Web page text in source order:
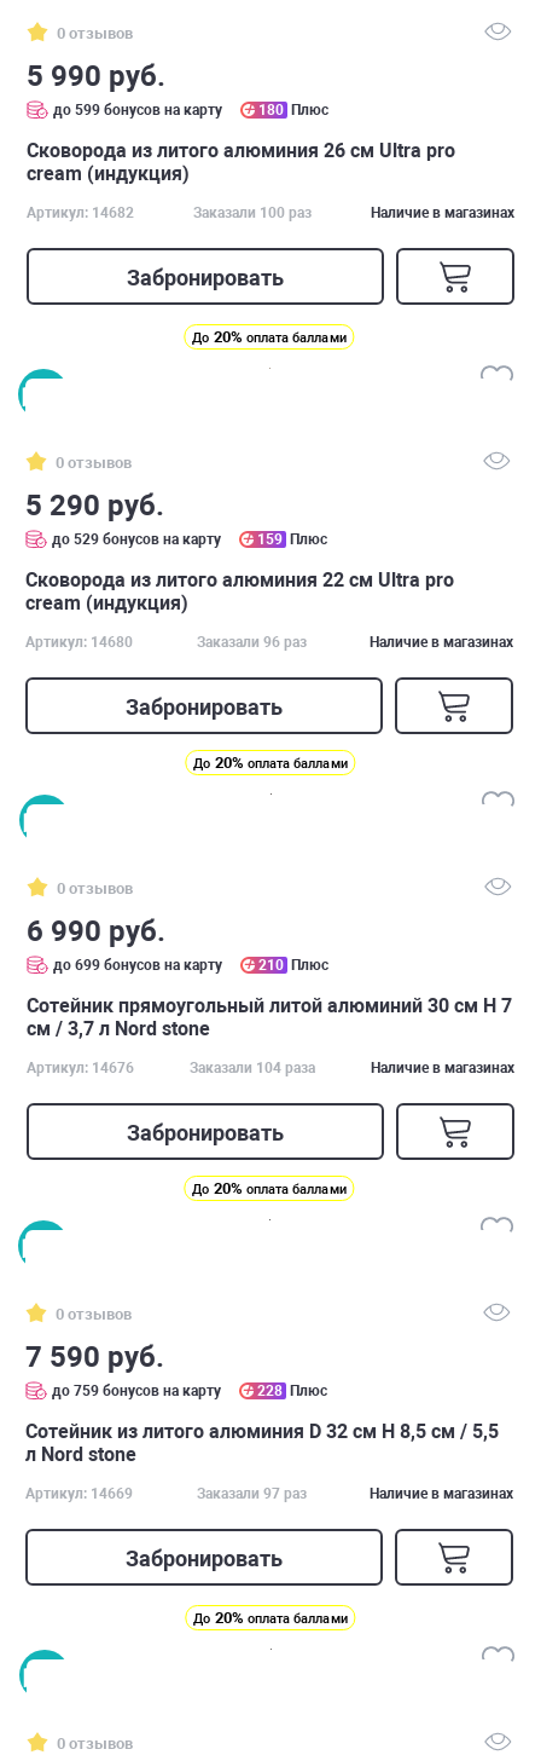
0 отзывов
5 990 руб.
до 599 бонусов на карту 180 Плюс
Сковорода из литого алюминия 26 см Ultra pro
cream (индукция)
Артикул: 14682 Заказали 100 раз Наличие в магазинах
Забронировать
До 20% оплата баллами
0 отзывов
5 290 руб.
до 529 бонусов на карту 159 Плюс
Сковорода из литого алюминия 22 см Ultra pro
cream (индукция)
Артикул: 14680 Заказали 96 раз Наличие в магазинах
Забронировать
До 20% оплата баллами
0 отзывов
6 990 руб.
до 699 бонусов на карту 210 Плюс
Сотейник прямоугольный литой алюминий 30 см H 7
см / 3,7 л Nord stone
Артикул: 14676 Заказали 104 раза Наличие в магазинах
Забронировать
До 20% оплата баллами
0 отзывов
7 590 руб.
до 759 бонусов на карту 228 Плюс
Сотейник из литого алюминия D 32 см H 8,5 см / 5,5
л Nord stone
Артикул: 14669 Заказали 97 раз Наличие в магазинах
Забронировать
До 20% оплата баллами
0 отзывов